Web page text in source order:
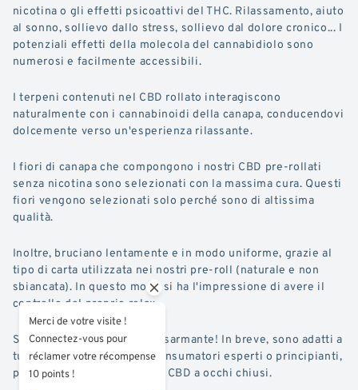
nicotina o gli effetti psicoattivi del THC. Rilassamento, aiuto
al sonno, sollievo dallo stress, sollievo dal dolore cronico... I
potenziali effetti della molecola del cannabidiolo sono
numerosi e facilmente accessibili.
I terpeni contenuti nel CBD rollato interagiscono
naturalmente con i cannabinoidi della canapa, conducendovi
dolcemente verso un'esperienza rilassante.
I fiori di canapa che compongono i nostri CBD pre-rollati
senza nicotina sono selezionati con la massima cura. Questi
fiori vengono selezionati solo perché sono di altissima
qualità.
Inoltre, bruciano lentamente e in modo uniforme, grazie al
tipo di carta utilizzata nei nostri pre-roll (naturale e non
sbiancata). In questo modo si ha l'impressione di avere il
controllo del proprio relax.
Sono di unafacilitàd'uso disarmante! In breve, sono adatti a
tutti, quindi sia che siate consumatori esperti o principianti,
potete optare per il pre-roll CBD a occhi chiusi.
Merci de votre visite !
Connectez-vous pour
réclamer votre récompense
10 points !